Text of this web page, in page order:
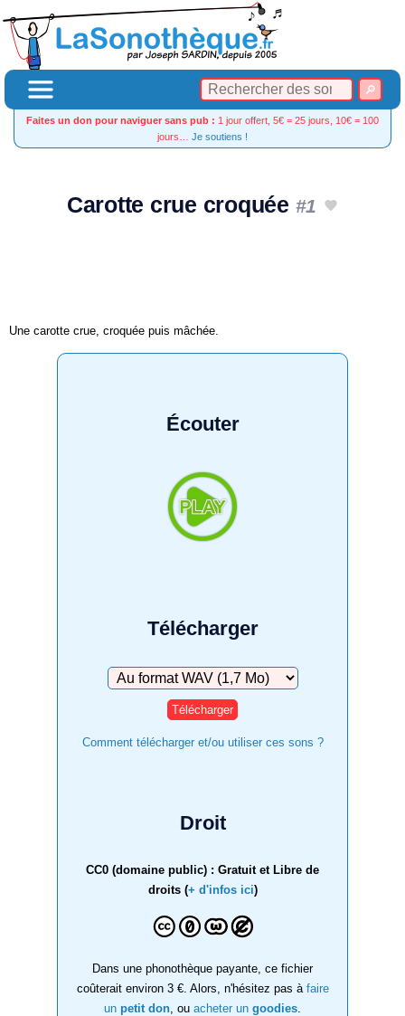
Faites un don pour naviguer sans pub : 1 jour offert, 5€ = 25 jours, 10€ = 100
jours… Je soutiens !
Carotte crue croquée #1
Une carotte crue, croquée puis mâchée.
Écouter
Télécharger
Télécharger
Comment télécharger et/ou utiliser ces sons ?
Droit
CC0 (domaine public) : Gratuit et Libre de
droits (+ d'infos ici)
Dans une phonothèque payante, ce fichier
coûterait environ 3 €. Alors, n'hésitez pas à faire
un petit don , ou acheter un goodies